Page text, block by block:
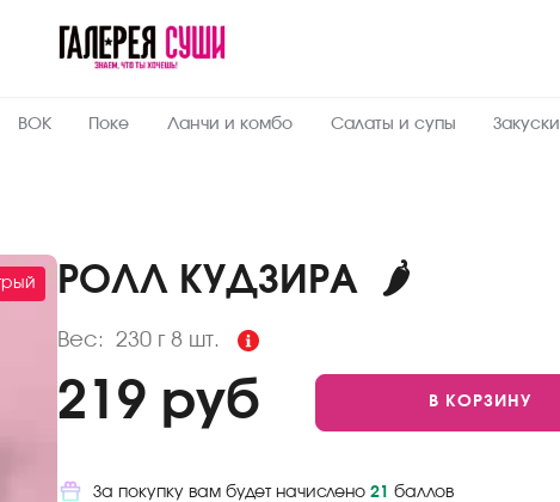
ВОК Поке Ланчи и комбо Салаты и супы Закуски
РОЛЛ КУДЗИРА 🌶
Вес: 230 г8 шт.
Пищевая
230 Вес, г
203 Ккал
219 руб В КОРЗИНУ
За покупку вам будет начислено 21 баллов